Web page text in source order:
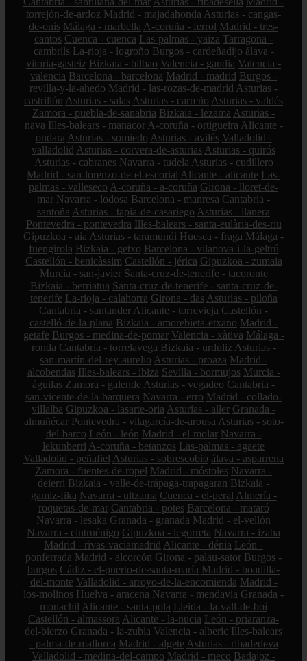
torrejón-de-ardoz Madrid - majadahonda Asturias - cangas-
de-onís Málaga - marbella A-coruña - ferrol Madrid - tres-
cantos Cuenca - cuenca Las-palmas - yaiza Tarragona -
cambrils La-rioja - logroño Burgos - cardeñadijo álava -
vitoria-gasteiz Bizkaia - bilbao Valencia - gandia Valencia -
valencia Barcelona - barcelona Madrid - madrid Burgos -
revilla-y-la-ahedo Madrid - las-rozas-de-madrid Asturias -
castrillón Asturias - salas Asturias - carreño Asturias - valdés
Zamora - puebla-de-sanabria Bizkaia - lezama Asturias -
nava Illes-balears - manacor A-coruña - ortigueira Alicante -
ondara Asturias - somiedo Asturias - avilés Valladolid -
valladolid Asturias - corvera-de-asturias Asturias - quirós
Asturias - cabranes Navarra - tudela Asturias - cudillero
Madrid - san-lorenzo-de-el-escorial Alicante - alicante Las-
palmas - valleseco A-coruña - a-coruña Girona - lloret-de-
mar Navarra - lodosa Barcelona - manresa Cantabria -
santoña Asturias - tapia-de-casariego Asturias - llanera
Pontevedra - pontevedra Illes-balears - santa-eulària-des-riu
Gipuzkoa - aia Asturias - taramundi Huesca - fraga Málaga -
fuengirola Bizkaia - getxo Barcelona - vilanova-i-la-geltrú
Castellón - benicàssim Castellón - jérica Gipuzkoa - zumaia
Murcia - san-javier Santa-cruz-de-tenerife - tacoronte
Bizkaia - berriatua Santa-cruz-de-tenerife - santa-cruz-de-
tenerife La-rioja - calahorra Girona - das Asturias - piloña
Cantabria - santander Alicante - torrevieja Castellón -
castelló-de-la-plana Bizkaia - amorebieta-etxano Madrid -
getafe Burgos - medina-de-pomar Valencia - xàtiva Málaga -
ronda Cantabria - torrelavega Bizkaia - urduliz Asturias -
san-martín-del-rey-aurelio Asturias - proaza Madrid -
alcobendas Illes-balears - ibiza Sevilla - bormujos Murcia -
águilas Zamora - galende Asturias - vegadeo Cantabria -
san-vicente-de-la-barquera Navarra - erro Madrid - collado-
villalba Gipuzkoa - lasarte-oria Asturias - aller Granada -
almuñécar Pontevedra - vilagarcía-de-arousa Asturias - soto-
del-barco León - león Madrid - el-molar Navarra -
lekunberri A-coruña - betanzos Las-palmas - agaete
Valladolid - peñafiel Asturias - sobrescobio álava - asparrena
Zamora - fuentes-de-ropel Madrid - móstoles Navarra -
deierri Bizkaia - valle-de-trápaga-trapagaran Bizkaia -
gamiz-fika Navarra - ultzama Cuenca - el-peral Almería -
roquetas-de-mar Cantabria - potes Barcelona - mataró
Navarra - lesaka Granada - granada Madrid - el-vellón
Navarra - cintruénigo Gipuzkoa - legorreta Navarra - izaba
Madrid - rivas-vaciamadrid Alicante - dénia León -
ponferrada Madrid - alcorcón Girona - palau-sator Burgos -
burgos Cádiz - el-puerto-de-santa-maría Madrid - boadilla-
del-monte Valladolid - arroyo-de-la-encomienda Madrid -
los-molinos Huelva - aracena Navarra - mendavia Granada -
monachil Alicante - santa-pola Lleida - la-vall-de-boí
Castellón - almassora Alicante - la-nucia León - priaranza-
del-bierzo Granada - la-zubia Valencia - alberic Illes-balears
- palma-de-mallorca Madrid - algete Asturias - ribadedeva
Valladolid - medina-del-campo Madrid - meco Badajoz -